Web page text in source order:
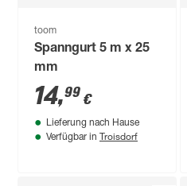
toom
Spanngurt 5 m x 25
mm
14,99 €
Lieferung nach Hause
Verfügbar in Troisdorf